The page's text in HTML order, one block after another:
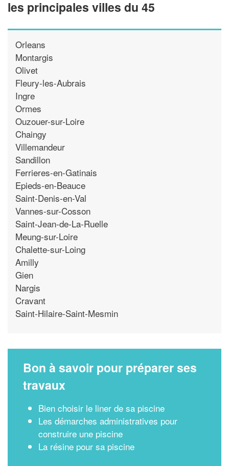
les principales villes du 45
Orleans
Montargis
Olivet
Fleury-les-Aubrais
Ingre
Ormes
Ouzouer-sur-Loire
Chaingy
Villemandeur
Sandillon
Ferrieres-en-Gatinais
Epieds-en-Beauce
Saint-Denis-en-Val
Vannes-sur-Cosson
Saint-Jean-de-La-Ruelle
Meung-sur-Loire
Chalette-sur-Loing
Amilly
Gien
Nargis
Cravant
Saint-Hilaire-Saint-Mesmin
Bon à savoir pour préparer ses
travaux
Bien choisir le liner de sa piscine
Les démarches administratives pour
construire une piscine
La résine pour sa piscine